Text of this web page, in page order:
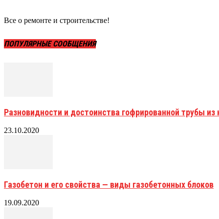
Все о ремонте и строительстве!
ПОПУЛЯРНЫЕ СООБЩЕНИЯ
Разновидности и достоинства гофрированной трубы
23.10.2020
Газобетон и его свойства — виды газобетонных блоков
19.09.2020